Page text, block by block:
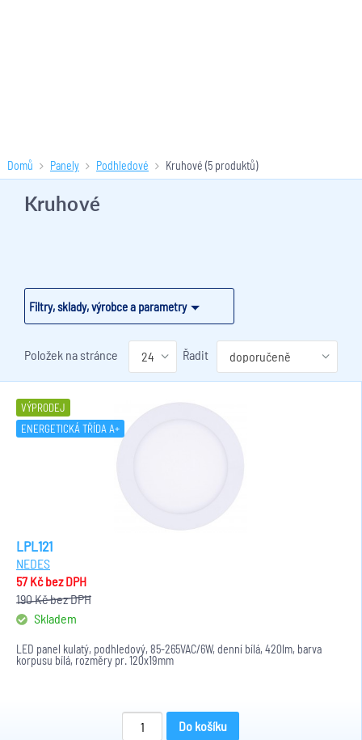
Domů Panely Podhledové Kruhové (5 produktů)
Filtry, sklady, výrobce a parametry
Kruhové
Položek na stránce Řadit
VÝPRODEJ
ENERGETICKÁ TŘÍDA A+
LPL121
NEDES
57 Kčbez DPH
190 Kčbez DPH
Skladem
LED panel kulatý, podhledový, 85-265VAC/6W, denní bílá, 420lm, barva
korpusu bílá, rozměry pr. 120x19mm
Do košíku